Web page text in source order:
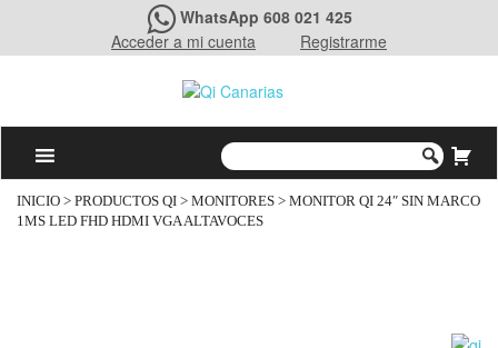
WhatsApp 608 021 425
Acceder a mi cuenta
Registrarme
INICIO > PRODUCTOS QI > MONITORES > MONITOR QI 24″ SIN MARCO
1MS LED FHD HDMI VGA ALTAVOCES